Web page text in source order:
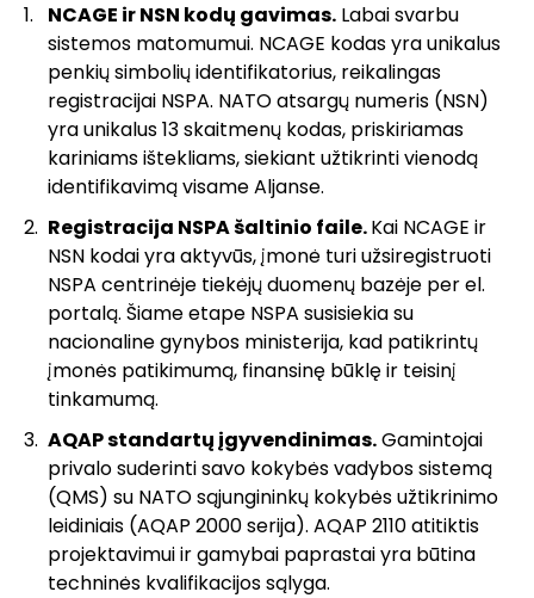
NCAGE ir NSN kodų gavimas. Labai svarbu
sistemos matomumui. NCAGE kodas yra unikalus
penkių simbolių identifikatorius, reikalingas
registracijai NSPA. NATO atsargų numeris (NSN)
yra unikalus 13 skaitmenų kodas, priskiriamas
kariniams ištekliams, siekiant užtikrinti vienodą
identifikavimą visame Aljanse.
Registracija NSPA šaltinio faile.Kai NCAGE ir
NSN kodai yra aktyvūs, įmonė turi užsiregistruoti
NSPA centrinėje tiekėjų duomenų bazėje per el.
portalą. Šiame etape NSPA susisiekia su
nacionaline gynybos ministerija, kad patikrintų
įmonės patikimumą, finansinę būklę ir teisinį
tinkamumą.
AQAP standartų įgyvendinimas.Gamintojai
privalo suderinti savo kokybės vadybos sistemą
(QMS) su NATO sąjungininkų kokybės užtikrinimo
leidiniais (AQAP 2000 serija). AQAP 2110 atitiktis
projektavimui ir gamybai paprastai yra būtina
techninės kvalifikacijos sąlyga.